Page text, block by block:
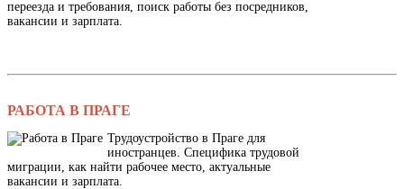
переезда и требования, поиск работы без посредников,
вакансии и зарплата.
РАБОТА В ПРАГЕ
Трудоустройство в Праге для
иностранцев. Специфика трудовой
миграции, как найти рабочее место, актуальные
вакансии и зарплата.